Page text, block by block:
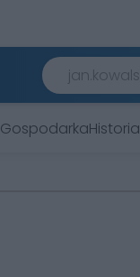
GospodarkaHistoria